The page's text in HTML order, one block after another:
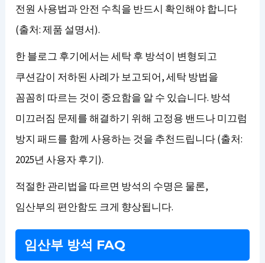
전원 사용법과 안전 수칙을 반드시 확인해야 합니다
(출처: 제품 설명서).
한 블로그 후기에서는 세탁 후 방석이 변형되고
쿠션감이 저하된 사례가 보고되어, 세탁 방법을
꼼꼼히 따르는 것이 중요함을 알 수 있습니다. 방석
미끄러짐 문제를 해결하기 위해 고정용 밴드나 미끄럼
방지 패드를 함께 사용하는 것을 추천드립니다 (출처:
2025년 사용자 후기).
적절한 관리법을 따르면 방석의 수명은 물론,
임산부의 편안함도 크게 향상됩니다.
임산부 방석 FAQ